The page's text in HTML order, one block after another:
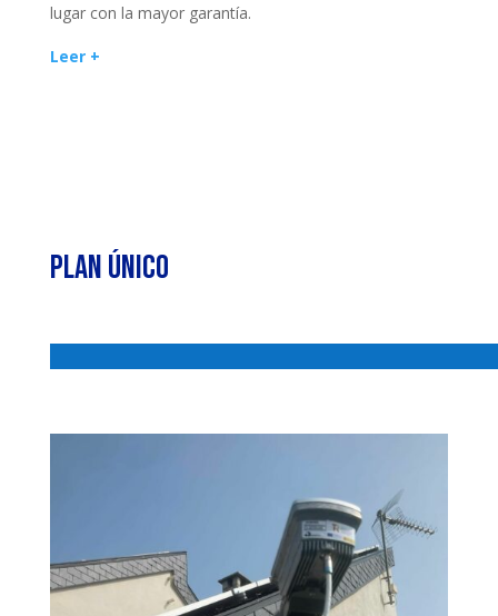
lugar con la mayor garantía.
Leer +
Plan Único